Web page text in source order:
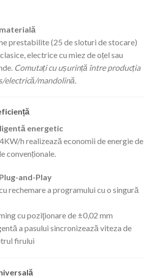
prestabilite (25 de sloturi de stocare)
electrice cu miez de oțel sau
Comutați cu ușurință între producția
electrică/mandolină.
energetic
h realizează economii de energie de
convenționale.
and-Play
rechemare a programului cu o singură
cu poziţionare de ±0,02 mm
a pasului sincronizează viteza de
firului